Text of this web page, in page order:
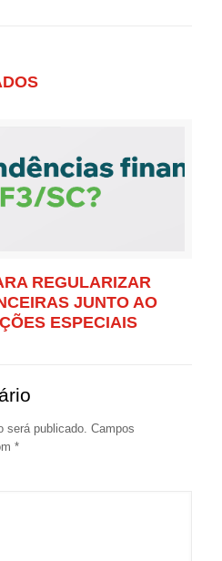
REGULARIZAR
JUNTO AO
ESPECIAIS
será publicado. Campos
*